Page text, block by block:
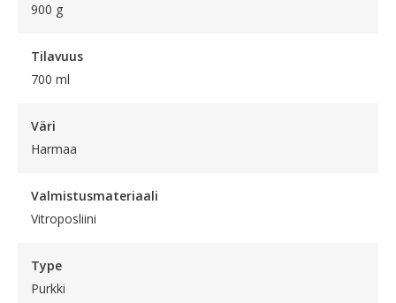
900 g
Tilavuus
700 ml
Väri
Harmaa
Valmistusmateriaali
Vitroposliini
Type
Purkki